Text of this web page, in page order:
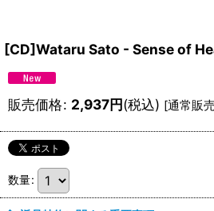
[CD]Wataru Sato - Sense of
販売価格: 2,937円(税込) [通常販
数量: